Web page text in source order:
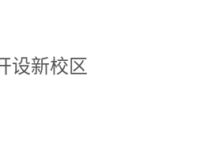
设新校区